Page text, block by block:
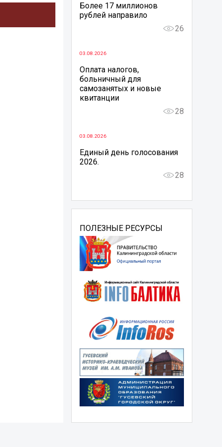
Более 17 миллионов
рублей направило
26
03.08.2026
Оплата налогов,
больничный для
самозанятых и новые
квитанции
28
03.08.2026
Единый день голосования
2026.
28
ПОЛЕЗНЫЕ РЕСУРСЫ